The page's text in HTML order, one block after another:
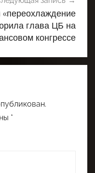
«переохлаждение
глава ЦБ на
конгрессе
*